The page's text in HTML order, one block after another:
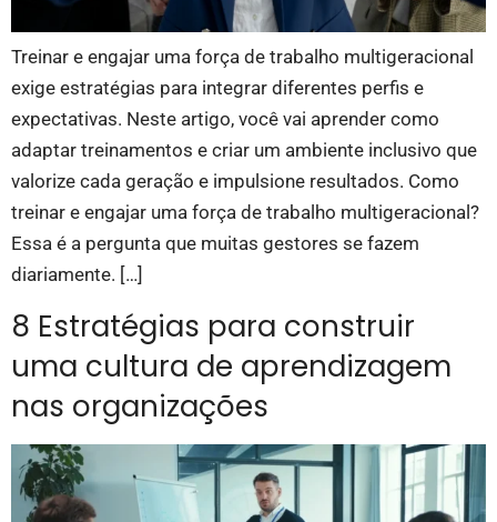
Treinar e engajar uma força de trabalho multigeracional
exige estratégias para integrar diferentes perfis e
expectativas. Neste artigo, você vai aprender como
adaptar treinamentos e criar um ambiente inclusivo que
valorize cada geração e impulsione resultados. Como
treinar e engajar uma força de trabalho multigeracional?
Essa é a pergunta que muitas gestores se fazem
diariamente. […]
8 Estratégias para construir
uma cultura de aprendizagem
nas organizações